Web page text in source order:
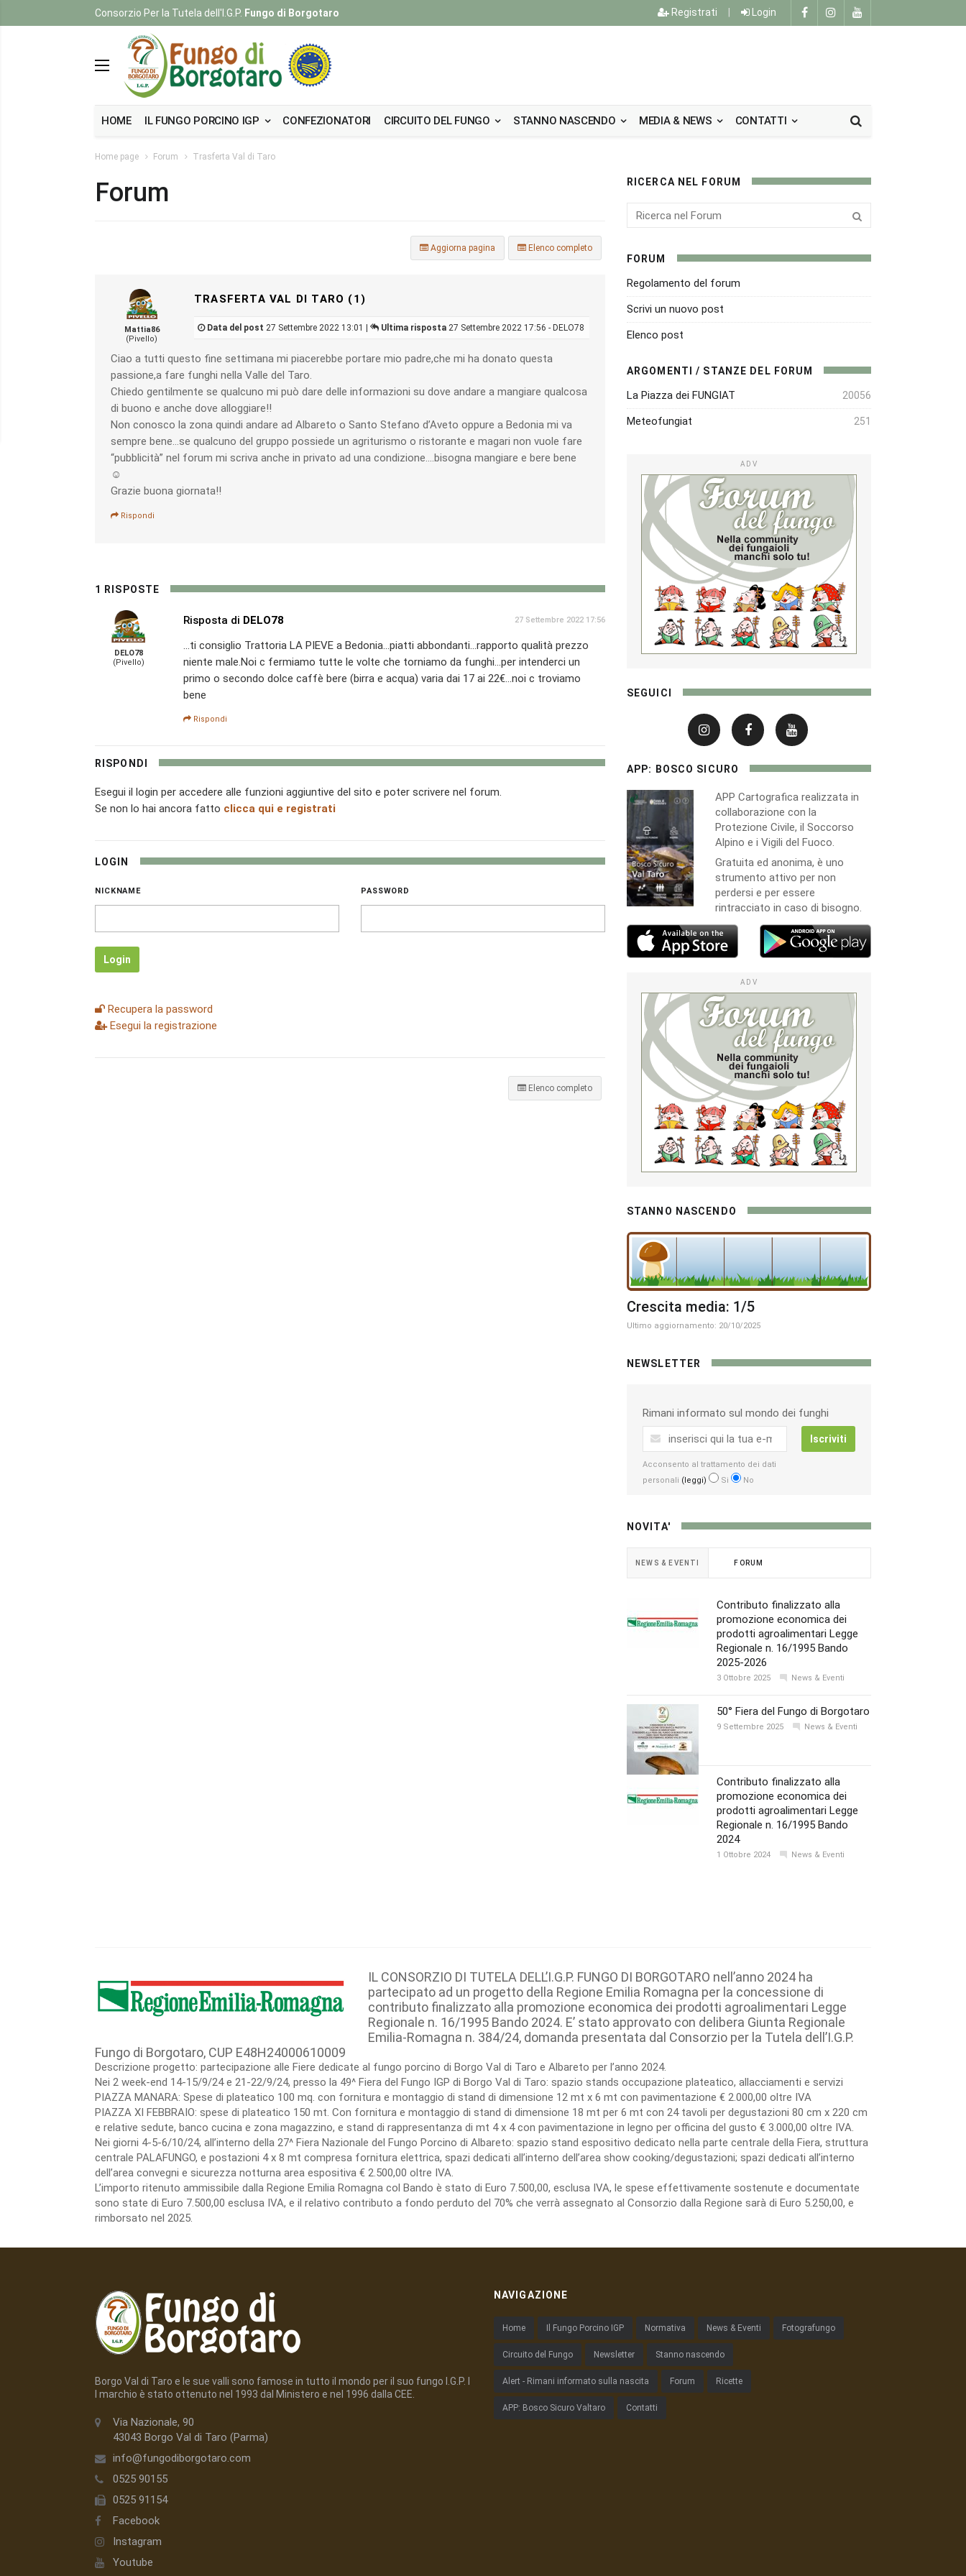
Consorzio Per la Tutela dell'I.G.P. Fungo di Borgotaro Registrati Login
HOME IL FUNGO PORCINO IGP CONFEZIONATORI CIRCUITO DEL FUNGO STANNO NASCENDO MEDIA & NEWS CONTATTI
Home page Forum Trasferta Val di Taro
Forum
Elenco completo
Aggiorna pagina
Mattia86
(Pivello)
TRASFERTA VAL DI TARO (1)
Data del post 27 Settembre 2022 13:01 | Ultima risposta 27 Settembre 2022 17:56 - DELO78
Ciao a tutti questo fine settimana mi piacerebbe portare mio padre,che mi ha donato questa
passione,a fare funghi nella Valle del Taro.
Chiedo gentilmente se qualcuno mi può dare delle informazioni su dove andare a mangiare qualcosa
di buono e anche dove alloggiare!!
Non conosco la zona quindi andare ad Albareto o Santo Stefano d’Aveto oppure a Bedonia mi va
sempre bene…se qualcuno del gruppo possiede un agriturismo o ristorante e magari non vuole fare
“pubblicità” nel forum mi scriva anche in privato ad una condizione….bisogna mangiare e bere bene
☺️
Grazie buona giornata!!
Rispondi
1 RISPOSTE
DELO78
(Pivello)
Risposta di DELO78 27 Settembre 2022 17:56
...ti consiglio Trattoria LA PIEVE a Bedonia...piatti abbondanti...rapporto qualità prezzo
niente male.Noi c fermiamo tutte le volte che torniamo da funghi...per intenderci un
primo o secondo dolce caffè bere (birra e acqua) varia dai 17 ai 22€...noi c troviamo
bene
Rispondi
RISPONDI
Esegui il login per accedere alle funzioni aggiuntive del sito e poter scrivere nel forum.
Se non lo hai ancora fatto clicca qui e registrati
LOGIN
NICKNAME PASSWORD
Login
Recupera la password
Esegui la registrazione
Elenco completo
RICERCA NEL FORUM
FORUM
Regolamento del forum
Scrivi un nuovo post
Elenco post
ARGOMENTI / STANZE DEL FORUM
La Piazza dei FUNGIAT 20056
Meteofungiat 251
ADV
SEGUICI
APP: BOSCO SICURO
APP Cartografica realizzata in
collaborazione con la
Protezione Civile, il Soccorso
Alpino e i Vigili del Fuoco.
Gratuita ed anonima, è uno
strumento attivo per non
perdersi e per essere
rintracciato in caso di bisogno.
ADV
STANNO NASCENDO
Crescita media: 1/5
Ultimo aggiornamento: 20/10/2025
NEWSLETTER
Rimani informato sul mondo dei funghi
Iscriviti
Acconsento al trattamento dei dati
personali (leggi) Si No
NOVITA'
NEWS & EVENTI FORUM
Contributo finalizzato alla
promozione economica dei
prodotti agroalimentari Legge
Regionale n. 16/1995 Bando
2025-2026
3 Ottobre 2025 News & Eventi
50° Fiera del Fungo di Borgotaro
9 Settembre 2025 News & Eventi
Contributo finalizzato alla
promozione economica dei
prodotti agroalimentari Legge
Regionale n. 16/1995 Bando
2024
1 Ottobre 2024 News & Eventi
IL CONSORZIO DI TUTELA DELL’I.G.P. FUNGO DI BORGOTARO nell’anno 2024 ha
partecipato ad un progetto della Regione Emilia Romagna per la concessione di
contributo finalizzato alla promozione economica dei prodotti agroalimentari Legge
Regionale n. 16/1995 Bando 2024. E’ stato approvato con delibera Giunta Regionale
Emilia-Romagna n. 384/24, domanda presentata dal Consorzio per la Tutela dell’I.G.P.
Fungo di Borgotaro, CUP E48H24000610009
Descrizione progetto: partecipazione alle Fiere dedicate al fungo porcino di Borgo Val di Taro e Albareto per l’anno 2024.
Nei 2 week-end 14-15/9/24 e 21-22/9/24, presso la 49^ Fiera del Fungo IGP di Borgo Val di Taro: spazio stands occupazione plateatico, allacciamenti e servizi
PIAZZA MANARA: Spese di plateatico 100 mq. con fornitura e montaggio di stand di dimensione 12 mt x 6 mt con pavimentazione € 2.000,00 oltre IVA
PIAZZA XI FEBBRAIO: spese di plateatico 150 mt. Con fornitura e montaggio di stand di dimensione 18 mt per 6 mt con 24 tavoli per degustazioni 80 cm x 220 cm
e relative sedute, banco cucina e zona magazzino, e stand di rappresentanza di mt 4 x 4 con pavimentazione in legno per officina del gusto € 3.000,00 oltre IVA.
Nei giorni 4-5-6/10/24, all’interno della 27^ Fiera Nazionale del Fungo Porcino di Albareto: spazio stand espositivo dedicato nella parte centrale della Fiera, struttura
centrale PALAFUNGO, e postazioni 4 x 8 mt compresa fornitura elettrica, spazi dedicati all’interno dell’area show cooking/degustazioni; spazi dedicati all’interno
dell’area convegni e sicurezza notturna area espositiva € 2.500,00 oltre IVA.
L’importo ritenuto ammissibile dalla Regione Emilia Romagna col Bando è stato di Euro 7.500,00, esclusa IVA, le spese effettivamente sostenute e documentate
sono state di Euro 7.500,00 esclusa IVA, e il relativo contributo a fondo perduto del 70% che verrà assegnato al Consorzio dalla Regione sarà di Euro 5.250,00, e
rimborsato nel 2025.
Borgo Val di Taro e le sue valli sono famose in tutto il mondo per il suo fungo I.G.P. I
l marchio è stato ottenuto nel 1993 dal Ministero e nel 1996 dalla CEE.
Via Nazionale, 90
43043 Borgo Val di Taro (Parma)
info@fungodiborgotaro.com
0525 90155
0525 91154
Facebook
Instagram
Youtube
NAVIGAZIONE
Home Il Fungo Porcino IGP Normativa News & Eventi Fotografungo
Circuito del Fungo Newsletter Stanno nascendo
Alert - Rimani informato sulla nascita Forum Ricette
APP: Bosco Sicuro Valtaro Contatti